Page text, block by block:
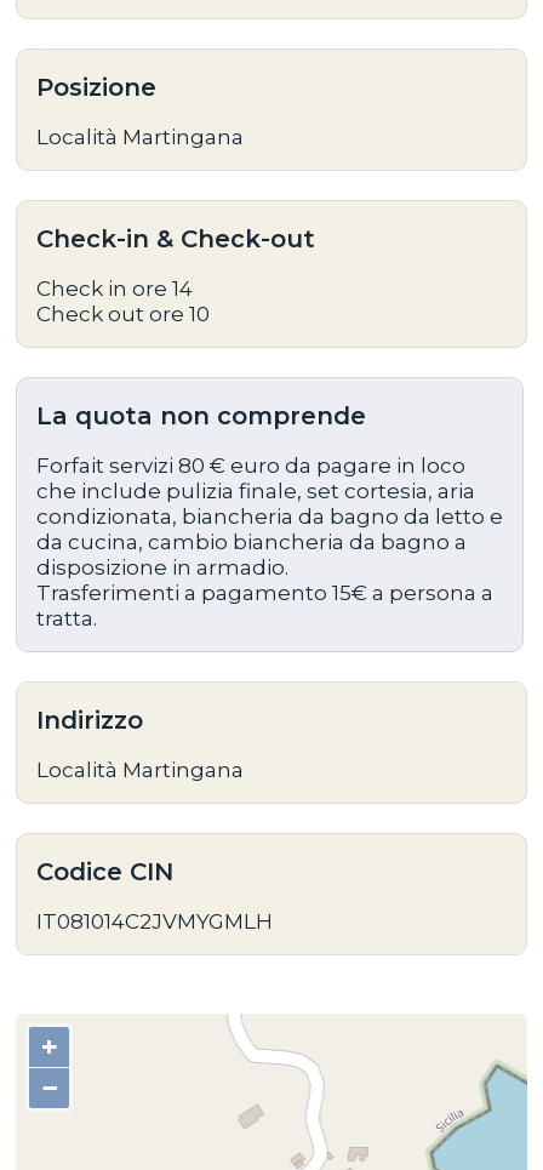
Posizione
Località Martingana
Check-in & Check-out
Check in ore 14
Check out ore 10
La quota non comprende
Forfait servizi 80 € euro da pagare in loco
che include pulizia finale, set cortesia, aria
condizionata, biancheria da bagno da letto e
da cucina, cambio biancheria da bagno a
disposizione in armadio.
Trasferimenti a pagamento 15€ a persona a
tratta.
Indirizzo
Località Martingana
Codice CIN
IT081014C2JVMYGMLH
+
−